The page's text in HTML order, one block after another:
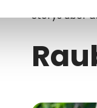
Storys über